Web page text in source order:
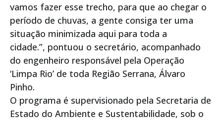
vamos fazer esse trecho, para que ao chegar o
período de chuvas, a gente consiga ter uma
situação minimizada aqui para toda a
cidade.”, pontuou o secretário, acompanhado
do engenheiro responsável pela Operação
‘Limpa Rio’ de toda Região Serrana, Álvaro
Pinho.
O programa é supervisionado pela Secretaria de
Estado do Ambiente e Sustentabilidade, sob o